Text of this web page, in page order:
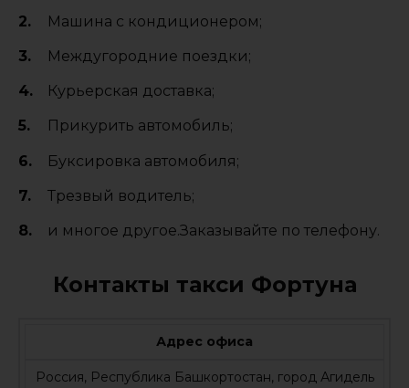
Машина с кондиционером;
Междугородние поездки;
Курьерская доставка;
Прикурить автомобиль;
Буксировка автомобиля;
Трезвый водитель;
и многое другое.Заказывайте по телефону.
Контакты такси Фортуна
Адрес офиса
Россия, Республика Башкортостан, город Агидель